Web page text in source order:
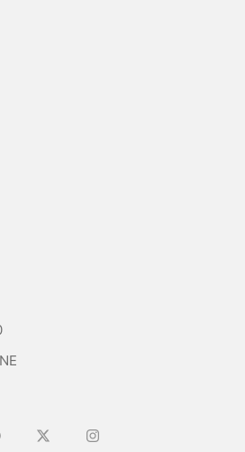
Ir a FacebookIr a X (Ex-Twitter)
Ir a